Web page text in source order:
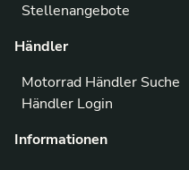
Stellenangebote
Händler
Motorrad Händler Suche
Händler Login
Informationen